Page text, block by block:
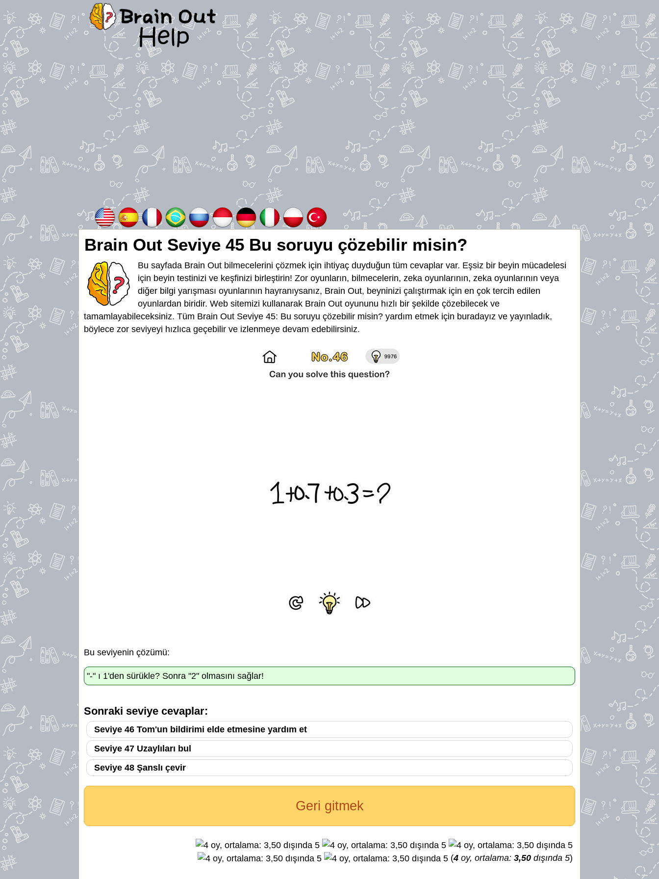
Brain Out Seviye 45 Bu soruyu çözebilir misin?
Bu sayfada Brain Out bilmecelerini çözmek için ihtiyaç duyduğun tüm cevaplar var. Eşsiz bir beyin mücadelesi
için beyin testinizi ve keşfinizi birleştirin! Zor oyunların, bilmecelerin, zeka oyunlarının, zeka oyunlarının veya
diğer bilgi yarışması oyunlarının hayranıysanız, Brain Out, beyninizi çalıştırmak için en çok tercih edilen
oyunlardan biridir. Web sitemizi kullanarak Brain Out oyununu hızlı bir şekilde çözebilecek ve
tamamlayabileceksiniz. Tüm Brain Out Seviye 45: Bu soruyu çözebilir misin? yardım etmek için buradayız ve yayınladık,
böylece zor seviyeyi hızlıca geçebilir ve izlenmeye devam edebilirsiniz.
Bu seviyenin çözümü:
"-" ı 1'den sürükle? Sonra "2" olmasını sağlar!
Sonraki seviye cevaplar:
Seviye 46 Tom'un bildirimi elde etmesine yardım et
Seviye 47 Uzaylıları bul
Seviye 48 Şanslı çevir
Geri gitmek
(4 oy, ortalama: 3,50 dışında 5)